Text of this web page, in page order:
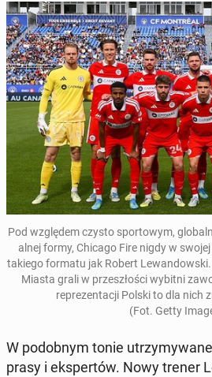
Pod wzglę­dem czysto sportowym,
al­nej formy, Chicago Fire nigdy w
takiego formatu jak Robert Lewandows­ki
Miasta grali w przeszłoś­ci wybitni
reprezen­tacji Polski to dla nich
(Fot. Getty
W podob­nym tonie
prasy i ekspertów. Nowy trener